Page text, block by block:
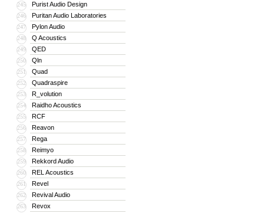
245 Purist Audio Design
246 Puritan Audio Laboratories
247 Pylon Audio
248 Q Acoustics
249 QED
250 Qln
251 Quad
252 Quadraspire
253 R_volution
254 Raidho Acoustics
255 RCF
256 Reavon
257 Rega
258 Reimyo
259 Rekkord Audio
260 REL Acoustics
261 Revel
262 Revival Audio
263 Revox